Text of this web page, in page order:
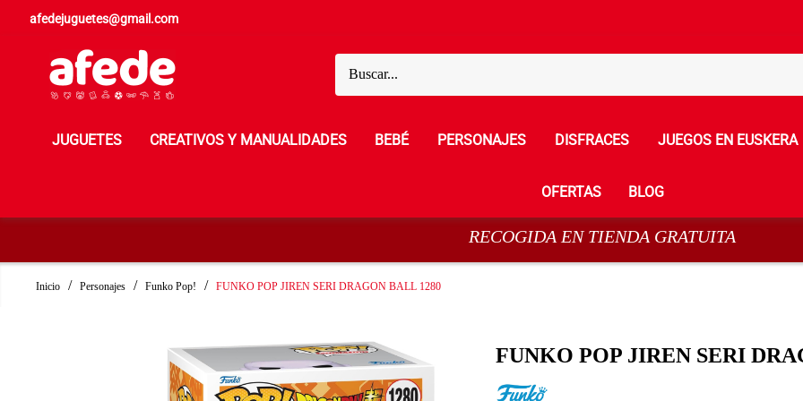
afedejuguetes@gmail.com
JUGUETES CREATIVOS Y MANUALIDADES BEBÉ PERSONAJES DISFRACES JUEGOS EN EUSKERA
OFERTAS BLOG
RECOGIDA EN TIENDA GRATUITA
Inicio Personajes Funko Pop! FUNKO POP JIREN SERI DRAGON BALL 1280
FUNKO POP JIREN SERI